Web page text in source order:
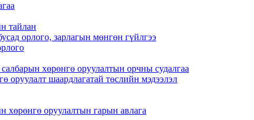
тайлан
орлого, зарлагын мөнгөн гүйлгээ
хөрөнгө оруулалтын орчны судалгаа
оруулалт шаардлагатай төслийн мэдээлэл
хөрөнгө оруулалтын гарын авлага